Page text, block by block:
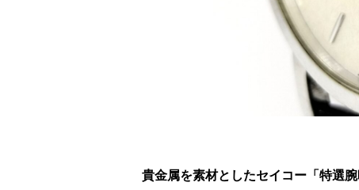
貴金属を素材としたセイコー「特選